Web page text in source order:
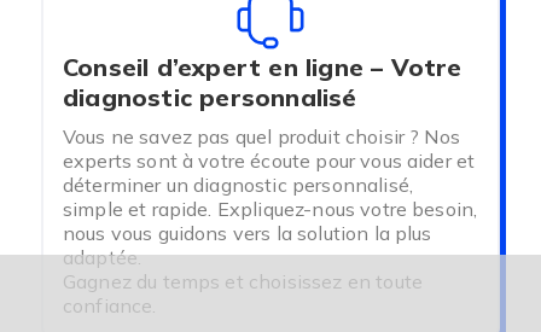
Conseil d’expert en ligne – Votre
diagnostic personnalisé
Vous ne savez pas quel produit choisir ? Nos
experts sont à votre écoute pour vous aider et
déterminer un diagnostic personnalisé,
simple et rapide. Expliquez-nous votre besoin,
nous vous guidons vers la solution la plus
adaptée.
Gagnez du temps et choisissez en toute
confiance.